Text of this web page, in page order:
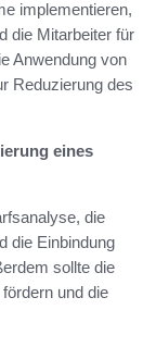
implementieren,
die Mitarbeiter für
Anwendung von
Reduzierung des
eines
die
die Einbindung
sollte die
und die